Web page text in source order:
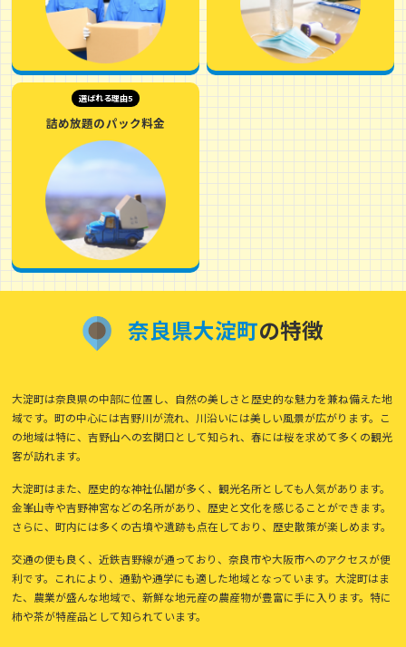
選ばれる理由5
詰め放題のパック料金
奈良県大淀町の特徴
大淀町は奈良県の中部に位置し、自然の美しさと歴史的な魅力を兼ね備えた地
域です。町の中心には吉野川が流れ、川沿いには美しい風景が広がります。こ
の地域は特に、吉野山への玄関口として知られ、春には桜を求めて多くの観光
客が訪れます。
大淀町はまた、歴史的な神社仏閣が多く、観光名所としても人気があります。
金峯山寺や吉野神宮などの名所があり、歴史と文化を感じることができます。
さらに、町内には多くの古墳や遺跡も点在しており、歴史散策が楽しめます。
交通の便も良く、近鉄吉野線が通っており、奈良市や大阪市へのアクセスが便
利です。これにより、通勤や通学にも適した地域となっています。大淀町はま
た、農業が盛んな地域で、新鮮な地元産の農産物が豊富に手に入ります。特に
柿や茶が特産品として知られています。